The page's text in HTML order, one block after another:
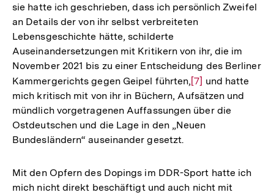
sie hatte ich geschrieben, dass ich persönlich Zweifel
an Details der von ihr selbst verbreiteten
Lebensgeschichte hätte, schilderte
Auseinandersetzungen mit Kritikern von ihr, die im
November 2021 bis zu einer Entscheidung des Berliner
Kammergerichts gegen Geipel führten,Zur
Auflösung
der
Fußnote
[7] und hatte
mich kritisch mit von ihr in Büchern, Aufsätzen und
mündlich vorgetragenen Auffassungen über die
Ostdeutschen und die Lage in den „Neuen
Bundesländern“ auseinander gesetzt.
Mit den Opfern des Dopings im DDR-Sport hatte ich
mich nicht direkt beschäftigt und auch nicht mit